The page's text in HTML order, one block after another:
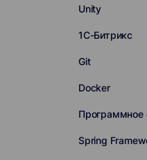
Unity
1С-Битрикс
Git
Docker
Программное
Spring